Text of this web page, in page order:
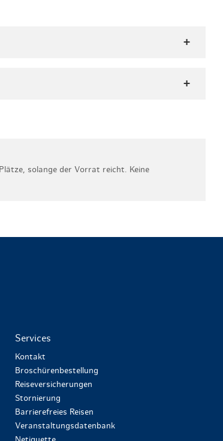
solange der Vorrat reicht. Keine
Services
Kontakt
Broschürenbestellung
Reiseversicherungen
Stornierung
Barrierefreies Reisen
Veranstaltungsdatenbank